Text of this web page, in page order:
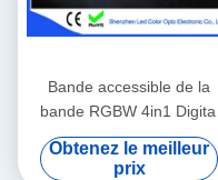
Bande accessible de la
bande RGBW 4in1 Digital
LED de DC5V 60led/m LED
Obtenez le meilleur
prix